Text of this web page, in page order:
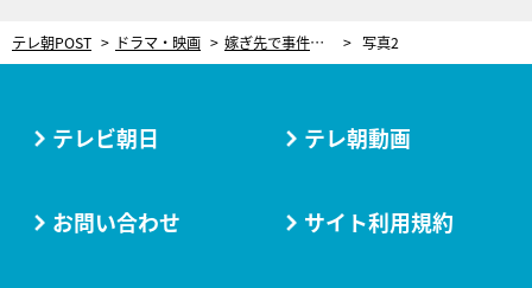
テレ朝POST ドラマ・映画 嫁ぎ先で事件の匂い!?…から大どんでん返し！“幽霊“が出る家に隠された衝撃の真実＜家政夫のミタゾノ＞ 写真2
テレビ朝日 テレ朝動画
お問い合わせ サイト利用規約